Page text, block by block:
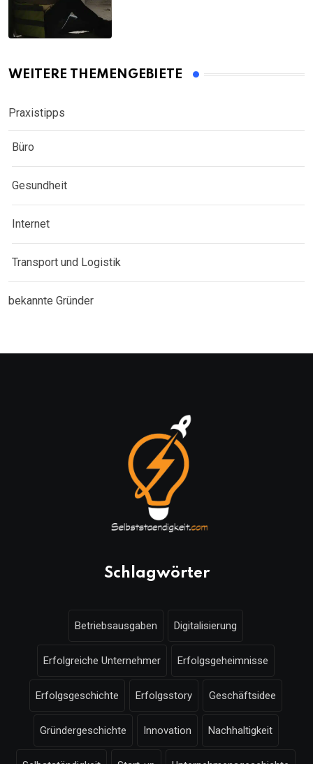
WEITERE THEMENGEBIETE
Praxistipps
Büro
Gesundheit
Internet
Transport und Logistik
bekannte Gründer
Schlagwörter
Betriebsausgaben Digitalisierung
Erfolgreiche Unternehmer Erfolgsgeheimnisse
Erfolgsgeschichte Erfolgsstory Geschäftsidee
Gründergeschichte Innovation Nachhaltigkeit